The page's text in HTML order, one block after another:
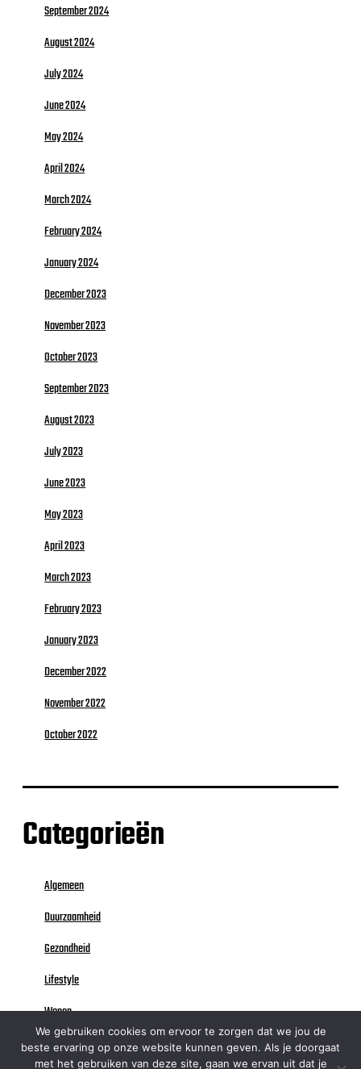
September 2024
August 2024
July 2024
June 2024
May 2024
April 2024
March 2024
February 2024
January 2024
December 2023
November 2023
October 2023
September 2023
August 2023
July 2023
June 2023
May 2023
April 2023
March 2023
February 2023
January 2023
December 2022
November 2022
October 2022
Categorieën
Algemeen
Duurzaamheid
Gezondheid
Lifestyle
Wonen
We gebruiken cookies om ervoor te zorgen dat we jou de
beste ervaring op onze website kunnen geven. Als je doorgaat
met het gebruiken van deze site, gaan we ervan uit dat je